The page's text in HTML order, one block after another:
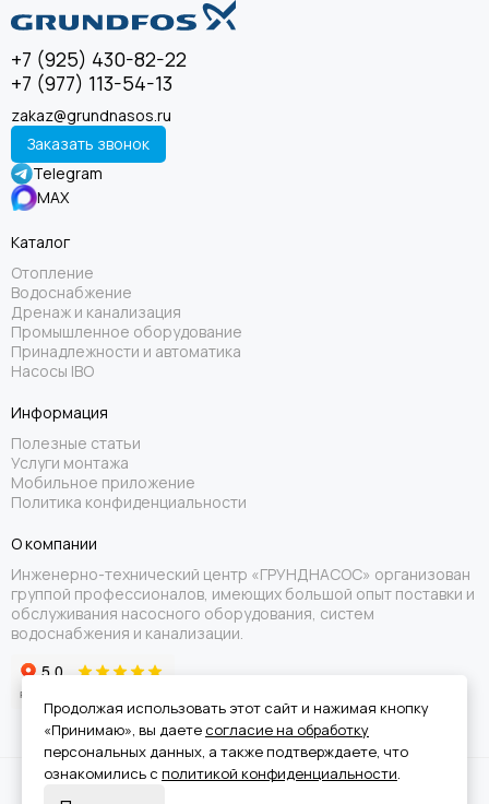
+7 (925) 430-82-22
+7 (977) 113-54-13
zakaz@grundnasos.ru
Заказать звонок
Telegram
MAX
Каталог
Отопление
Водоснабжение
Дренаж и канализация
Промышленное оборудование
Принадлежности и автоматика
Насосы IBO
Информация
Полезные статьи
Услуги монтажа
Мобильное приложение
Политика конфиденциальности
О компании
Инженерно-технический центр «ГРУНДНАСОС» организован
группой профессионалов, имеющих большой опыт поставки и
обслуживания насосного оборудования, систем
водоснабжения и канализации.
Продолжая использовать этот сайт и нажимая кнопку
«Принимаю», вы даете согласие на обработку
персональных данных, а также подтверждаете, что
ознакомились с политикой конфиденциальности.